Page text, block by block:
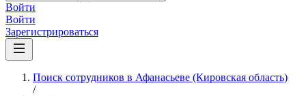
Войти
Войти
Зарегистрироваться
Поиск сотрудников в Афанасьеве (Кировская область)
/